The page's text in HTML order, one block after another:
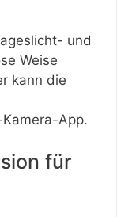
und
Weise
kann die
App.
für